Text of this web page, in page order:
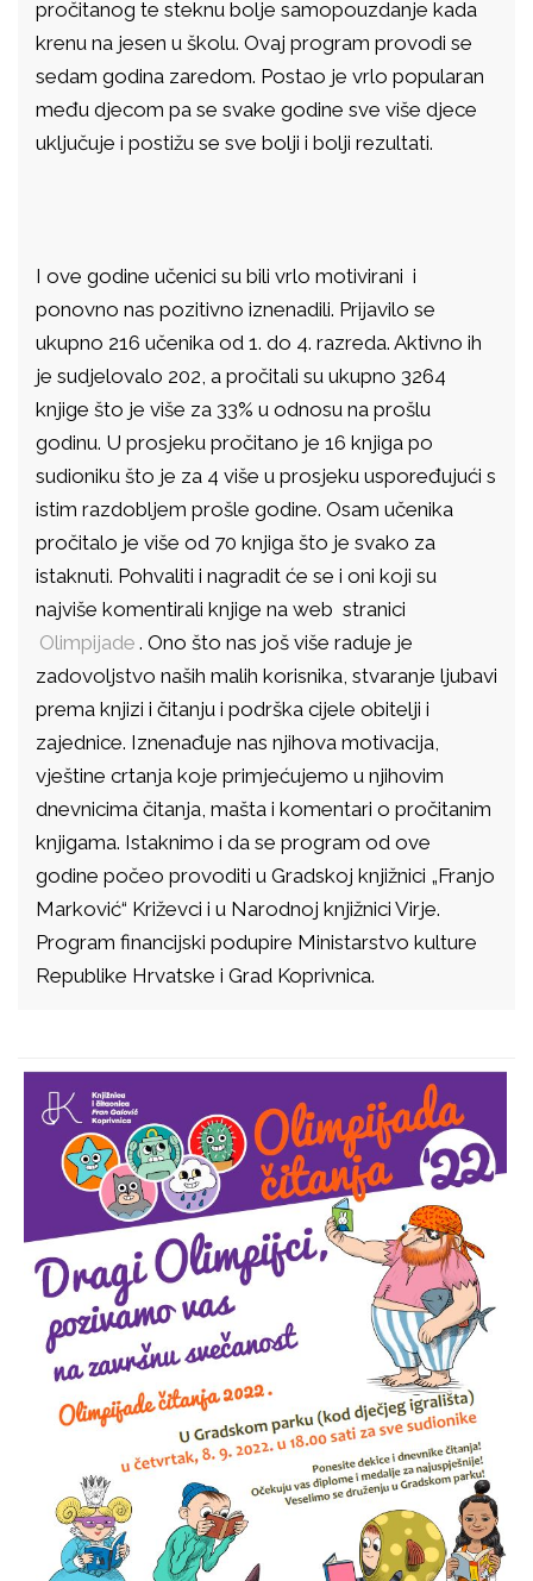
pročitanog te steknu bolje samopouzdanje kada
krenu na jesen u školu. Ovaj program provodi se
sedam godina zaredom. Postao je vrlo popularan
među djecom pa se svake godine sve više djece
uključuje i postižu se sve bolji i bolji rezultati.
I ove godine učenici su bili vrlo motivirani i
ponovno nas pozitivno iznenadili. Prijavilo se
ukupno 216 učenika od 1. do 4. razreda. Aktivno ih
je sudjelovalo 202, a pročitali su ukupno 3264
knjige što je više za 33% u odnosu na prošlu
godinu. U prosjeku pročitano je 16 knjiga po
sudioniku što je za 4 više u prosjeku uspoređujući s
istim razdobljem prošle godine. Osam učenika
pročitalo je više od 70 knjiga što je svako za
istaknuti. Pohvaliti i nagradit će se i oni koji su
najviše komentirali knjige na web stranici
Olimpijade . Ono što nas još više raduje je
zadovoljstvo naših malih korisnika, stvaranje ljubavi
prema knjizi i čitanju i podrška cijele obitelji i
zajednice. Iznenađuje nas njihova motivacija,
vještine crtanja koje primjećujemo u njihovim
dnevnicima čitanja, mašta i komentari o pročitanim
knjigama. Istaknimo i da se program od ove
godine počeo provoditi u Gradskoj knjižnici „Franjo
Marković“ Križevci i u Narodnoj knjižnici Virje.
Program financijski podupire Ministarstvo kulture
Republike Hrvatske i Grad Koprivnica.